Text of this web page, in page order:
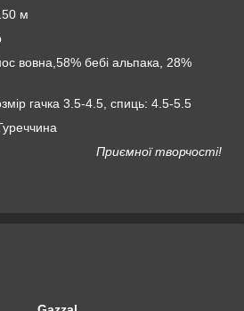
м
вовна,58% бебі альпака, 28%
гачка 3.5-4.5, спиць: 4.5-5.5
Приємної творчості!